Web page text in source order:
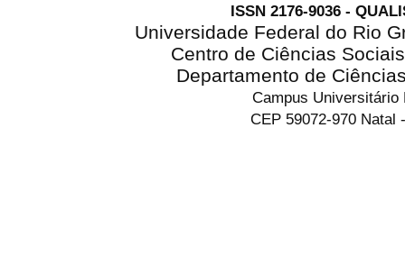
ISSN 2176-9036 -
Universidade Federal do Rio
Centro de Ciências
Departamento de
Campus Universitário
CEP 59072-970 Natal